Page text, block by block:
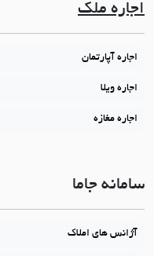
اجاره ملک
اجاره آپارتمان
اجاره ویلا
اجاره مغازه
سامانه جاما
آژانس های املاک